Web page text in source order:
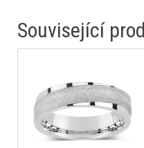
Související